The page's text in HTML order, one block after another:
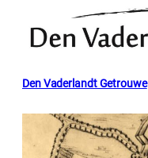
Den Vaderlandt Getrouwe